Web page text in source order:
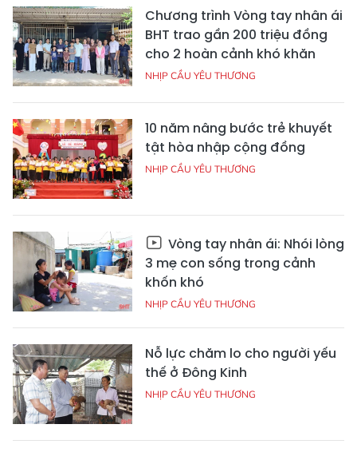
Chương trình Vòng tay nhân ái
BHT trao gần 200 triệu đồng
cho 2 hoàn cảnh khó khăn
NHỊP CẦU YÊU THƯƠNG
10 năm nâng bước trẻ khuyết
tật hòa nhập cộng đồng
NHỊP CẦU YÊU THƯƠNG
Vòng tay nhân ái: Nhói lòng
3 mẹ con sống trong cảnh
khốn khó
NHỊP CẦU YÊU THƯƠNG
Nỗ lực chăm lo cho người yếu
thế ở Đông Kinh
NHỊP CẦU YÊU THƯƠNG